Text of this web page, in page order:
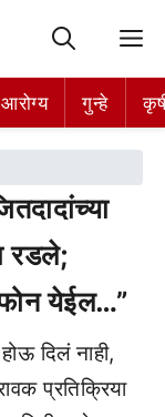
आरोग्य गुन्हे
रडले;
येईल…”
दिलं नाही,
प्रतिक्रिया